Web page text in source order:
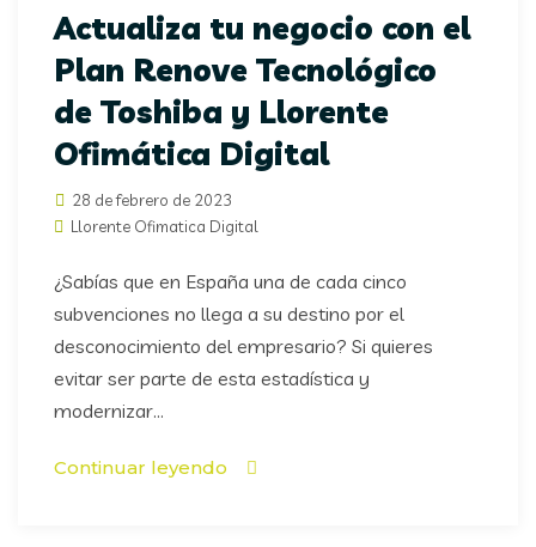
Actualiza tu negocio con el
Plan Renove Tecnológico
de Toshiba y Llorente
Ofimática Digital
28 de febrero de 2023
Llorente Ofimatica Digital
¿Sabías que en España una de cada cinco
subvenciones no llega a su destino por el
desconocimiento del empresario? Si quieres
evitar ser parte de esta estadística y
modernizar...
Continuar leyendo